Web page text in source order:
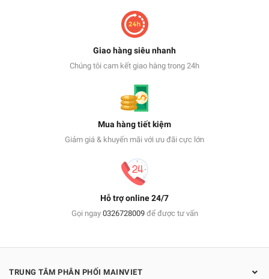
Giao hàng siêu nhanh
Chúng tôi cam kết giao hàng trong 24h
Mua hàng tiết kiệm
Giảm giá & khuyến mãi với ưu đãi cực lớn
Hỗ trợ online 24/7
Gọi ngay 0326728009để được tư vấn
TRUNG TÂM PHÂN PHỐI MAINVIET